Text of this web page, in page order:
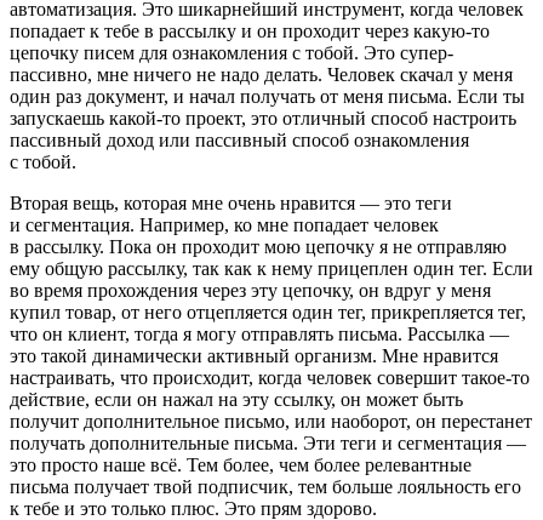
автоматизация. Это шикарнейший инструмент, когда человек
попадает к тебе в рассылку и он проходит через какую-то
цепочку писем для ознакомления с тобой. Это супер-
пассивно, мне ничего не надо делать. Человек скачал у меня
один раз документ, и начал получать от меня письма. Если ты
запускаешь какой-то проект, это отличный способ настроить
пассивный доход или пассивный способ ознакомления
с тобой.
Вторая вещь, которая мне очень нравится — это теги
и сегментация. Например, ко мне попадает человек
в рассылку. Пока он проходит мою цепочку я не отправляю
ему общую рассылку, так как к нему прицеплен один тег. Если
во время прохождения через эту цепочку, он вдруг у меня
купил товар, от него отцепляется один тег, прикрепляется тег,
что он клиент, тогда я могу отправлять письма. Рассылка —
это такой динамически активный организм. Мне нравится
настраивать, что происходит, когда человек совершит такое-то
действие, если он нажал на эту ссылку, он может быть
получит дополнительное письмо, или наоборот, он перестанет
получать дополнительные письма. Эти теги и сегментация —
это просто наше всё. Тем более, чем более релевантные
письма получает твой подписчик, тем больше лояльность его
к тебе и это только плюс. Это прям здорово.